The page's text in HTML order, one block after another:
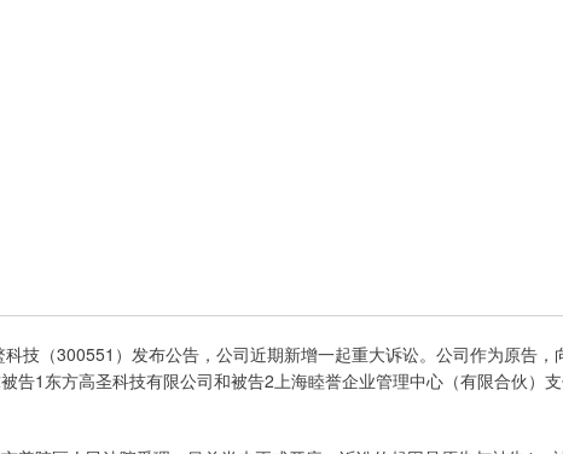
（300551）发布公告，公司近期新增一起重大诉讼。公司作为原告，
告1东方高圣科技有限公司和被告2上海睦誉企业管理中心（有限合伙）